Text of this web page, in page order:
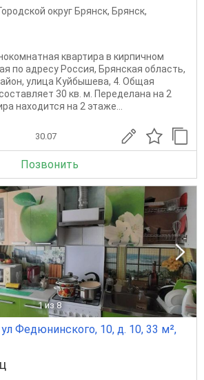
округ Брянск, Брянск,
квартира в кирпичном
по адресу Россия, Брянская область,
улица Куйбышева, 4. Общая
30 кв. м. Переделана на 2
находится на 2 этаже...
30.07
Позвонить
1 из 8
Федюнинского, 10, д. 10, 33 м²,